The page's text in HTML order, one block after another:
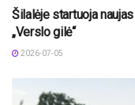
Šilalėje startuoja
„Verslo gilė“
2026-07-05